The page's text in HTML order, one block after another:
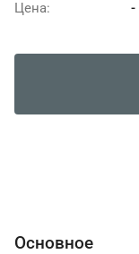
Цена: -
Основное